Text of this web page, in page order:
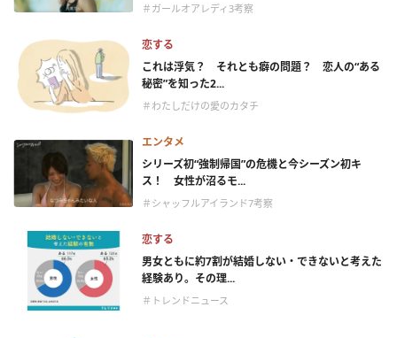
＃ガールオアレディ3考察
恋する
これは浮気？ それとも癖の問題？ 恋人の“ある
秘密”を知った2...
＃わたしだけの愛のカタチ
エンタメ
シリーズ初“強制帰国”の危機と今シーズン初キ
ス！ 女性が沼るモ...
＃シャッフルアイランド7考察
恋する
男女ともに約7割が結婚しない・できないと考えた
経験あり。その理...
＃トレンドニュース